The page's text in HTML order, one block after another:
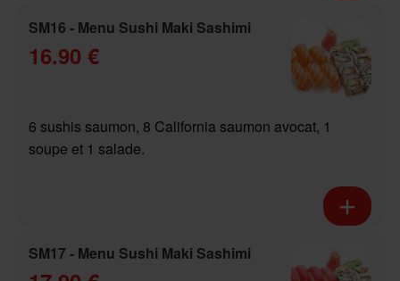
SM16 - Menu Sushi Maki Sashimi
16.90 €
6 sushis saumon, 8 California saumon avocat, 1
soupe et 1 salade.
SM17 - Menu Sushi Maki Sashimi